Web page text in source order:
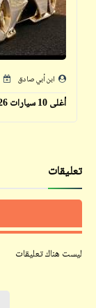
ابن أبي صادق
أغلى 10 سيارات 2026 | أغلاهم تساوي مليار ونصف جنيه
تعليقات
ليست هناك تعليقات